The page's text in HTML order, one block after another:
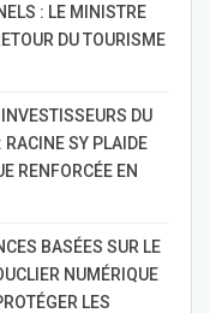
: LE MINISTRE
DU TOURISME
DU
SY PLAIDE
RENFORCÉE EN
BASÉES SUR LE
NUMÉRIQUE
LES